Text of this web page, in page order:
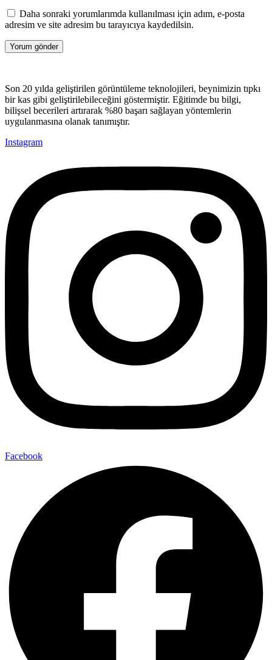
Daha sonraki yorumlarımda kullanılması için adım, e-posta
adresim ve site adresim bu tarayıcıya kaydedilsin.
Son 20 yılda geliştirilen görüntüleme teknolojileri, beynimizin tıpkı
bir kas gibi geliştirilebileceğini göstermiştir. Eğitimde bu bilgi,
bilişsel becerileri artırarak %80 başarı sağlayan yöntemlerin
uygulanmasına olanak tanımıştır.
Instagram
Facebook